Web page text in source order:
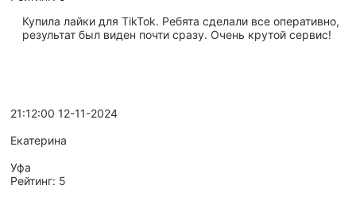
Купила лайки для TikTok. Ребята сделали все оперативно,
результат был виден почти сразу. Очень крутой сервис!
21:12:00 12-11-2024
Екатерина
Уфа
Рейтинг: 5